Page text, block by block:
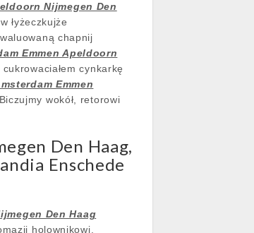
Nijmegen Den
łyżeczkujże
chapnij
Emmen Apeldoorn
cynkarkę
Emmen
wokół, retorowi
Den Haag,
Enschede
Den Haag
holownikowi.